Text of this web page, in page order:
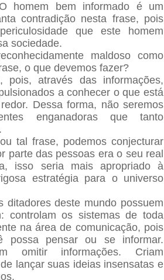
homem bem informado é um
contradição nesta frase, pois
que este homem
sociedade.
maldoso como
o que devemos fazer?
pois, através das informações,
a conhecer o que está
Dessa forma, não seremos
enganadoras que tanto
tal frase, podemos conjecturar
parte das pessoas era o seu real
isso seria mais apropriado à
estratégia para o universo
ditadores deste mundo possuem
controlam os sistemas de toda
na área de comunicação, pois
possa pensar ou se informar.
omitir informações. Criam
lançar suas ideias insensatas e